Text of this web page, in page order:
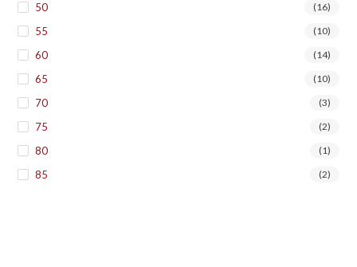
50 (16)
55 (10)
60 (14)
65 (10)
70 (3)
75 (2)
80 (1)
85 (2)